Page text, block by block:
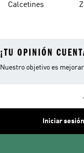
Blancos
Calcetines
¡TU OPINIÓN
Nuestro objetivo es
Iniciar sesión